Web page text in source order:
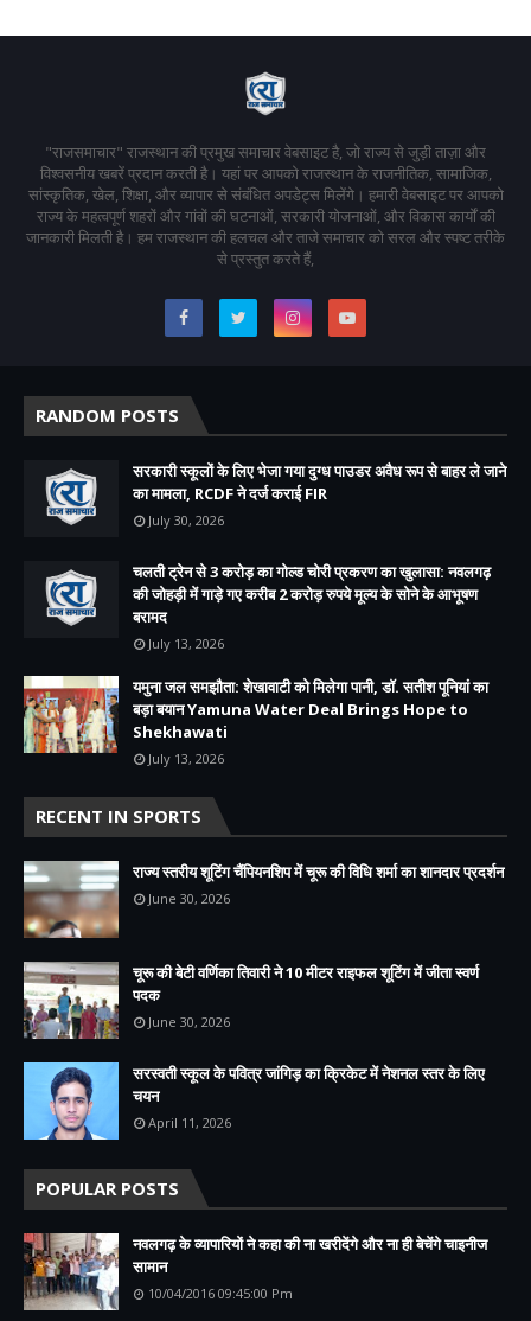
"राजसमाचार" राजस्थान की प्रमुख समाचार वेबसाइट है, जो राज्य से जुड़ी ताज़ा और
विश्वसनीय खबरें प्रदान करती है। यहां पर आपको राजस्थान के राजनीतिक, सामाजिक,
सांस्कृतिक, खेल, शिक्षा, और व्यापार से संबंधित अपडेट्स मिलेंगे। हमारी वेबसाइट पर आपको
राज्य के महत्वपूर्ण शहरों और गांवों की घटनाओं, सरकारी योजनाओं, और विकास कार्यों की
जानकारी मिलती है। हम राजस्थान की हलचल और ताजे समाचार को सरल और स्पष्ट तरीके
से प्रस्तुत करते हैं,
RANDOM POSTS
सरकारी स्कूलों के लिए भेजा गया दुग्ध पाउडर अवैध रूप से बाहर ले जाने
का मामला, RCDF ने दर्ज कराई FIR
July 30, 2026
चलती ट्रेन से 3 करोड़ का गोल्ड चोरी प्रकरण का खुलासा: नवलगढ़
की जोहड़ी में गाड़े गए करीब 2 करोड़ रुपये मूल्य के सोने के आभूषण
बरामद
July 13, 2026
यमुना जल समझौता: शेखावाटी को मिलेगा पानी, डॉ. सतीश पूनियां का
बड़ा बयान Yamuna Water Deal Brings Hope to
Shekhawati
July 13, 2026
RECENT IN SPORTS
राज्य स्तरीय शूटिंग चैंपियनशिप में चूरू की विधि शर्मा का शानदार प्रदर्शन
June 30, 2026
चूरू की बेटी वर्णिका तिवारी ने 10 मीटर राइफल शूटिंग में जीता स्वर्ण
पदक
June 30, 2026
सरस्वती स्कूल के पवित्र जांगिड़ का क्रिकेट में नेशनल स्तर के लिए
चयन
April 11, 2026
POPULAR POSTS
नवलगढ़ के व्यापारियों ने कहा की ना खरीदेंगे और ना ही बेचेंगे चाइनीज
सामान
10/04/2016 09:45:00 Pm